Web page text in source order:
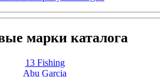
марки каталога
13 Fishing
Abu Garcia